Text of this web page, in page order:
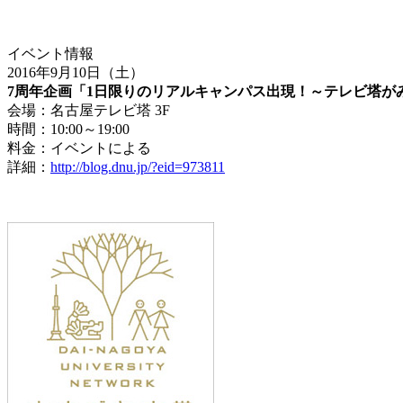
イベント情報
2016年9月10日（土）
7周年企画「1日限りのリアルキャンパス出現！～テレビ塔が
会場：名古屋テレビ塔 3F
時間：10:00～19:00
料金：イベントによる
詳細： http://blog.dnu.jp/?eid=973811